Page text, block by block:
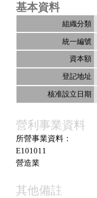
基本資料
營利事業資料
所營事業資料：
E101011
營造業
其他備註